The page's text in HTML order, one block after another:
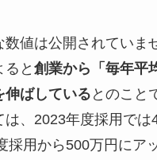
値は公開されていま
ると 創業から「毎年平
伸ばしている とのこと
、2023年度採用では
採用から500万円にア